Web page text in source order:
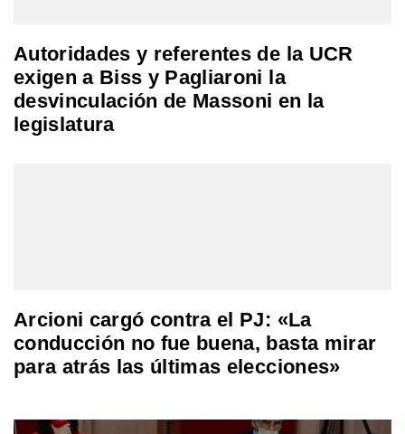
Autoridades y referentes de la UCR
exigen a Biss y Pagliaroni la
desvinculación de Massoni en la
legislatura
Arcioni cargó contra el PJ: «La
conducción no fue buena, basta mirar
para atrás las últimas elecciones»